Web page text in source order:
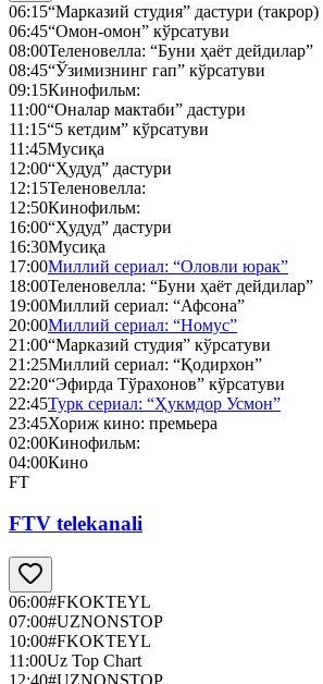
06:15“Марказий студия” дастури (такрор)
06:45“Омон-омон” кўрсатуви
08:00Теленовелла: “Буни ҳаёт дейдилар”
08:45“Ўзимизнинг гап” кўрсатуви
09:15Кинофильм:
11:00“Оналар мактаби” дастури
11:15“5 кетдим” кўрсатуви
11:45Мусиқа
12:00“Ҳудуд” дастури
12:15Теленовелла:
12:50Кинофильм:
16:00“Ҳудуд” дастури
16:30Мусиқа
17:00Миллий сериал: “Оловли юрак”
18:00Теленовелла: “Буни ҳаёт дейдилар”
19:00Миллий сериал: “Афсона”
20:00Миллий сериал: “Номус”
21:00“Марказий студия” кўрсатуви
21:25Миллий сериал: “Қодирхон”
22:20“Эфирда Тўрахонов” кўрсатуви
22:45Турк сериал: “Ҳукмдор Усмон”
23:45Хориж кино: премьера
02:00Кинофильм:
04:00Кино
FT
FTV telekanali
06:00#FKOKTEYL
07:00#UZNONSTOP
10:00#FKOKTEYL
11:00Uz Top Chart